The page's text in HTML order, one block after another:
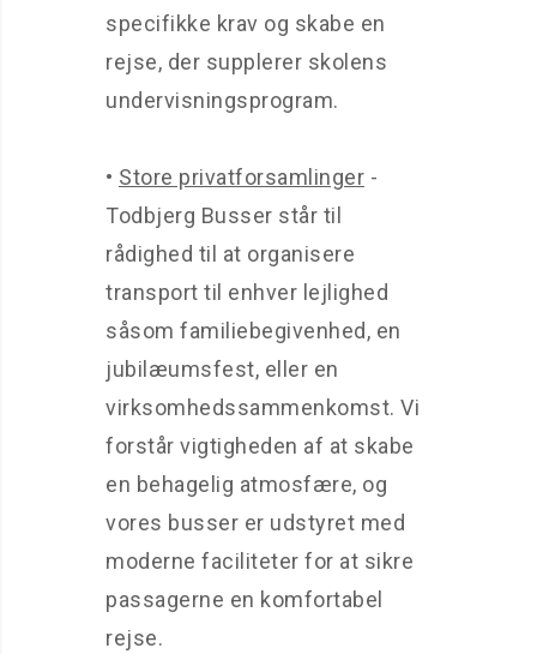
specifikke krav og skabe en
rejse, der supplerer skolens
undervisningsprogram.
• Store privatforsamlinger -
Todbjerg Busser står til
rådighed til at organisere
transport til enhver lejlighed
såsom familiebegivenhed, en
jubilæumsfest, eller en
virksomhedssammenkomst. Vi
forstår vigtigheden af at skabe
en behagelig atmosfære, og
vores busser er udstyret med
moderne faciliteter for at sikre
passagerne en komfortabel
rejse.